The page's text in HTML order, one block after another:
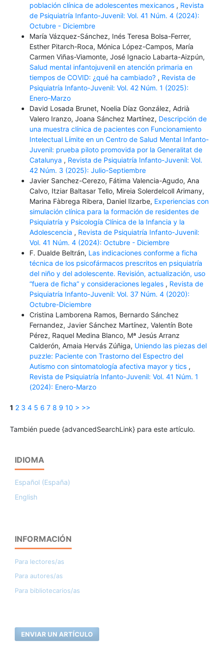
población clínica de adolescentes mexicanos , Revista
de Psiquiatría Infanto-Juvenil: Vol. 41 Núm. 4 (2024):
Octubre - Diciembre
María Vázquez-Sánchez, Inés Teresa Bolsa-Ferrer,
Esther Pitarch-Roca, Mónica López-Campos, María
Carmen Viñas-Viamonte, José Ignacio Labarta-Aizpún,
Salud mental infantojuvenil en atención primaria en
tiempos de COVID: ¿qué ha cambiado? , Revista de
Psiquiatría Infanto-Juvenil: Vol. 42 Núm. 1 (2025):
Enero-Marzo
David Losada Brunet, Noelia Díaz González, Adrià
Valero Iranzo, Joana Sánchez Martínez, Descripción de
una muestra clínica de pacientes con Funcionamiento
Intelectual Límite en un Centro de Salud Mental Infanto-
Juvenil: prueba piloto promovida por la Generalitat de
Catalunya , Revista de Psiquiatría Infanto-Juvenil: Vol.
42 Núm. 3 (2025): Julio-Septiembre
Javier Sanchez-Cerezo, Fátima Valencia-Agudo, Ana
Calvo, Itziar Baltasar Tello, Mireia Solerdelcoll Arimany,
Marina Fàbrega Ribera, Daniel Ilzarbe, Experiencias con
simulación clínica para la formación de residentes de
Psiquiatría y Psicología Clínica de la Infancia y la
Adolescencia , Revista de Psiquiatría Infanto-Juvenil:
Vol. 41 Núm. 4 (2024): Octubre - Diciembre
F. Dualde Beltrán, Las indicaciones conforme a ficha
técnica de los psicofármacos prescritos en psiquiatría
del niño y del adolescente. Revisión, actualización, uso
“fuera de ficha” y consideraciones legales , Revista de
Psiquiatría Infanto-Juvenil: Vol. 37 Núm. 4 (2020):
Octubre-Diciembre
Cristina Lamborena Ramos, Bernardo Sánchez
Fernandez, Javier Sánchez Martínez, Valentín Bote
Pérez, Raquel Medina Blanco, Mª Jesús Arranz
Calderón, Amaia Hervás Zúñiga, Uniendo las piezas del
puzzle: Paciente con Trastorno del Espectro del
Autismo con sintomatología afectiva mayor y tics ,
Revista de Psiquiatría Infanto-Juvenil: Vol. 41 Núm. 1
(2024): Enero-Marzo
1 2 3 4 5 6 7 8 9 10 > >>
También puede {advancedSearchLink} para este artículo.
IDIOMA
Español (España)
English
INFORMACIÓN
Para lectores/as
Para autores/as
Para bibliotecarios/as
ENVIAR UN ARTÍCULO